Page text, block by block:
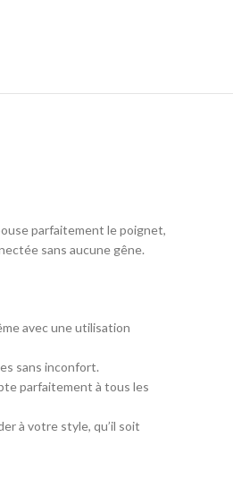
parfaitement le poignet,
sans aucune gêne.
avec une utilisation
sans inconfort.
parfaitement à tous les
à votre style, qu’il soit